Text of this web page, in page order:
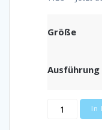
Größe
Ausführung
Corona
Aufkleber
In